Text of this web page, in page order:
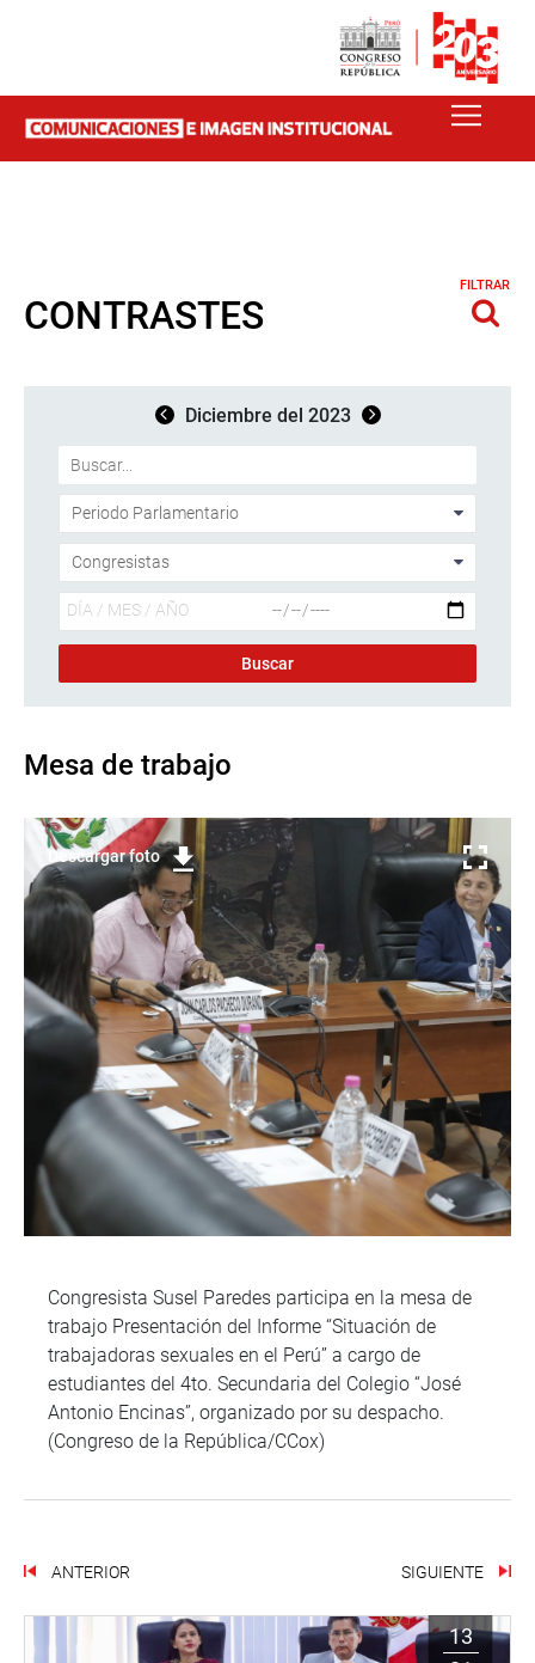
CONTRASTES
FILTRAR
Diciembre del 2023
Mesa de trabajo
Descargar foto
Congresista Susel Paredes participa en la mesa de
trabajo Presentación del Informe “Situación de
trabajadoras sexuales en el Perú” a cargo de
estudiantes del 4to. Secundaria del Colegio “José
Antonio Encinas”, organizado por su despacho.
(Congreso de la República/CCox)
ANTERIOR SIGUIENTE
13